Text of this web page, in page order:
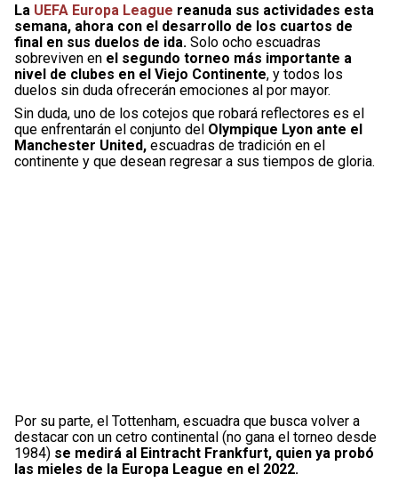
La UEFA Europa League reanuda sus actividades esta
semana, ahora con el desarrollo de los cuartos de
final en sus duelos de ida. Solo ocho escuadras
sobreviven en el segundo torneo más importante a
nivel de clubes en el Viejo Continente, y todos los
duelos sin duda ofrecerán emociones al por mayor.
Sin duda, uno de los cotejos que robará reflectores es el
que enfrentarán el conjunto del Olympique Lyon ante el
Manchester United, escuadras de tradición en el
continente y que desean regresar a sus tiempos de gloria.
Por su parte, el Tottenham, escuadra que busca volver a
destacar con un cetro continental (no gana el torneo desde
1984) se medirá al Eintracht Frankfurt, quien ya probó
las mieles de la Europa League en el 2022.